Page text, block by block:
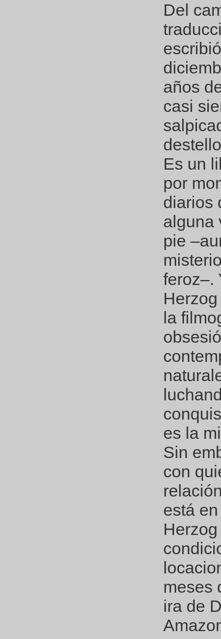
Del
años
casi
Es un
por
diarios
alguna
pie
feroz–.
la
es la
Sin
con
está
meses
ira de